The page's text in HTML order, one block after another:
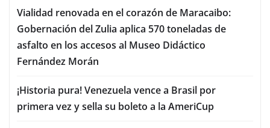
Vialidad renovada en el corazón de Maracaibo:
Gobernación del Zulia aplica 570 toneladas de
asfalto en los accesos al Museo Didáctico
Fernández Morán
¡Historia pura! Venezuela vence a Brasil por
primera vez y sella su boleto a la AmeriCup